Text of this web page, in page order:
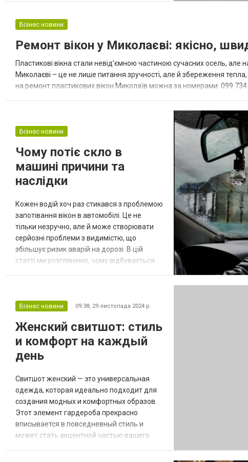
Неправильний розрахунок може призвести
до перевантаження конструкції, що
становить серйозний ризик як для
працівників, так і для бізнесу в цілому.
Давайте розглянемо основні...
Бізнес новини
Ремонт вікон у Миколаєві: якісно,
Пластикові вікна стали невід’ємною частиною сучасних осель, але
Миколаєві – це не лише питання зручності, але й збереження
на ремонт пластикових вікон Миколаїв можна за номерами: 099
Бізнес новини
Чому потіє скло в
машині причини та
наслідки
Кожен водій хоч раз стикався з проблемою
запотівання вікон в автомобілі. Це не
тільки незручно, але й може створювати
серйозні проблеми з видимістю, що
збільшує ризик аварій на дорозі. В цій
статті ми розглянемо, чому відбувається
читайте тут
v-mashyni.html. Що таке запотівання вікон
в автомобілі? З...
Бізнес новини 09:38, 29 листопада 2024 р.
Женский свитшот: стиль
и комфорт на каждый
день
Свитшот женский — это универсальная
одежда, которая идеально подходит для
создания модных и комфортных образов.
Этот элемент гардероба прекрасно
вписывается в повседневный стиль и
может стать акцентной частью вашего